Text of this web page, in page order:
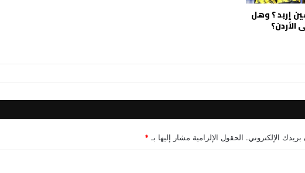
إربد ؟ وهل
الأردن؟
الإلكتروني. الحقول الإلزامية مشار إليها بـ *